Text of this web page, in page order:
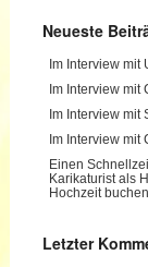
Neueste
Im Interview mit
Im Interview mit
Im Interview mit
Im Interview mit
Einen
Karikaturist als
Hochzeit
Letzter